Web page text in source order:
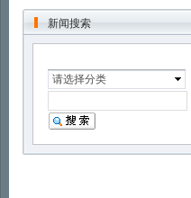
新闻搜索
请选择分类